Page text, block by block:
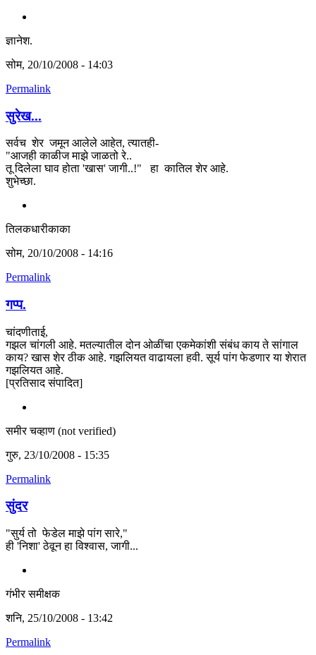
ज्ञानेश.
सोम, 20/10/2008 - 14:03
Permalink
सुरेख...
सर्वच शेर जमून आलेले आहेत, त्यातही-
"आजही काळीज माझे जाळतो रे..
तू दिलेला घाव होता 'खास' जागी..!" हा कातिल शेर आहे.
शुभेच्छा.
तिलकधारीकाका
सोम, 20/10/2008 - 14:16
Permalink
गप्प.
चांदणीताई,
गझल चांगली आहे. मतल्यातील दोन ओळींचा एकमेकांशी संबंध काय ते सांगाल
काय? खास शेर ठीक आहे. गझलियत वाढायला हवी. सूर्य पांग फेडणार या शेरात
गझलियत आहे.
[प्रतिसाद संपादित]
समीर चव्हाण (not verified)
गुरु, 23/10/2008 - 15:35
Permalink
सुंदर
"सुर्य तो फेडेल माझे पांग सारे,"
ही 'निशा' ठेवून हा विश्वास, जागी...
गंभीर समीक्षक
शनि, 25/10/2008 - 13:42
Permalink